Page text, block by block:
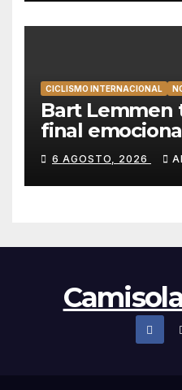
CICLISMO INTERNACIONAL
Bart Lemmen
final
a primeira
na Volta à
6 AGOSTO, 2026